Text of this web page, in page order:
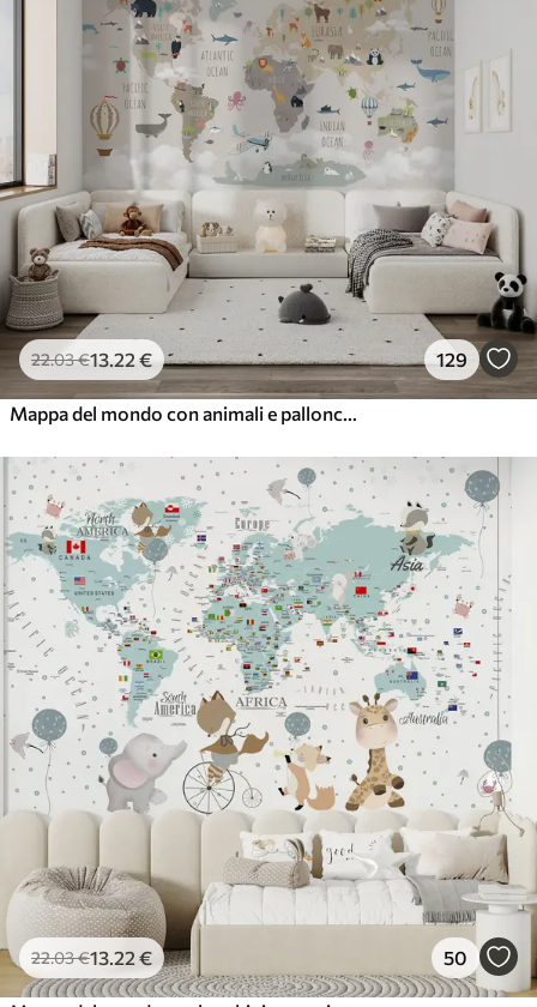
22.03€13.22€ 129
Mappa del mondo con animali e palloncini
22.03€13.22 € 50